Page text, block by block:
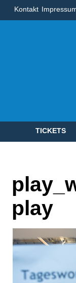
Kontakt
TICKETS
play